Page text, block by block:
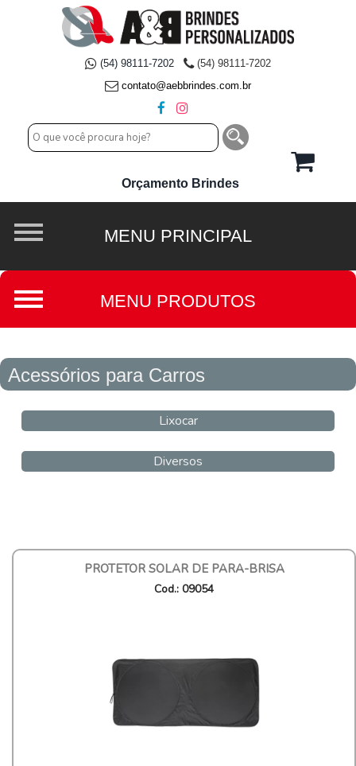
(54) 98111-7202
(54) 98111-7202
contato@aebbrindes.com.br
Orçamento Brindes
Acessórios para Carros
Lixocar
Diversos
PROTETOR SOLAR DE PARA-BRISA
Cod.: 09054